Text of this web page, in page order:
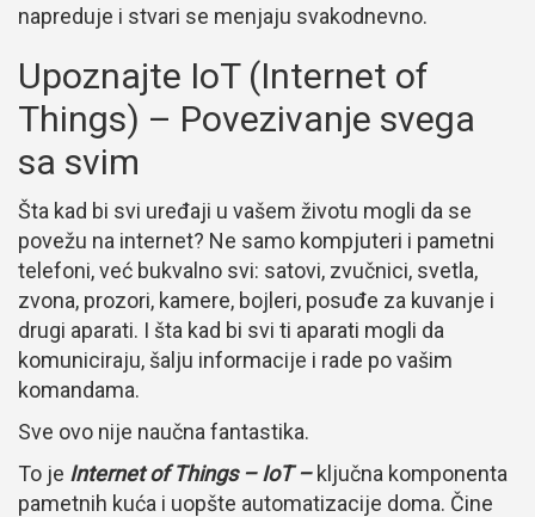
napreduje i stvari se menjaju svakodnevno.
Upoznajte IoT (Internet of
Things) – Povezivanje svega
sa svim
Šta kad bi svi uređaji u vašem životu mogli da se
povežu na internet? Ne samo kompjuteri i pametni
telefoni, već bukvalno svi: satovi, zvučnici, svetla,
zvona, prozori, kamere, bojleri, posuđe za kuvanje i
drugi aparati. I šta kad bi svi ti aparati mogli da
komuniciraju, šalju informacije i rade po vašim
komandama.
Sve ovo nije naučna fantastika.
To je Internet of Things – IoT –ključna komponenta
pametnih kuća i uopšte automatizacije doma. Čine